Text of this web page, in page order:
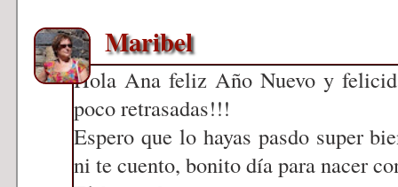
Maribel
Hola Ana feliz Año Nuevo y
poco retrasadas!!!
Espero que lo hayas pasdo super
ni te cuento, bonito día para nacer